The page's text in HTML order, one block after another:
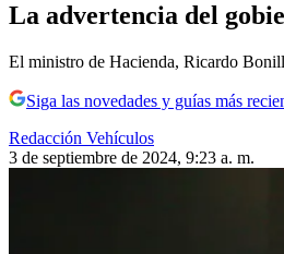
La advertencia del
El ministro de Hacienda, Ricardo
Siga las novedades y guías más
Redacción Vehículos
3 de septiembre de 2024, 9:23 a. m.